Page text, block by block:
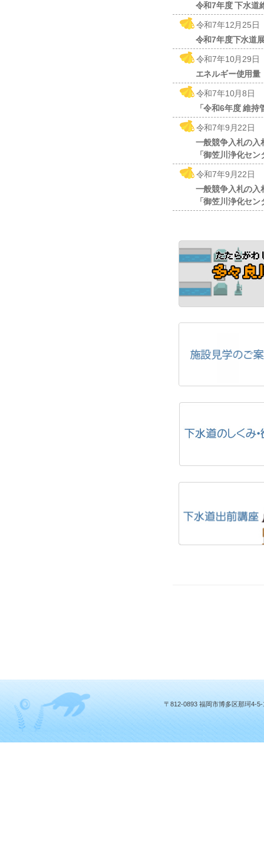
令和7年度 下水道
令和7年12月25日
令和7年度下水道
令和7年10月29日
エネルギー使用量
令和7年10月8日
「令和6年度 維
令和7年9月22日
一般競争入札の入
「御笠川浄化セ
令和7年9月22日
一般競争入札の入
「御笠川浄化セ
〒812-0893 福岡市博多区那珂4-